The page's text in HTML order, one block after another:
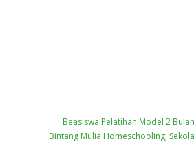
Beasiswa Pelatihan Model 2
Bintang Mulia Homeschooling,